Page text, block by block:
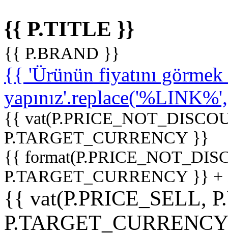
{{ P.TITLE }}
{{ P.BRAND }}
{{ 'Ürünün fiyatını
{{
P.TARGET_CURRENCY }}
{{
P.TARGET_CURRENCY }}
{{ vat(P.PRICE_SELL,